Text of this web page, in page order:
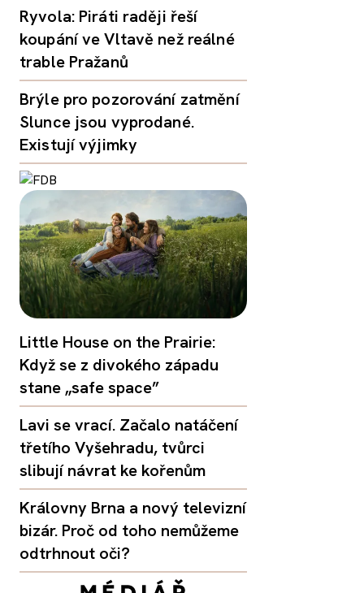
Ryvola: Piráti raději řeší
koupání ve Vltavě než reálné
trable Pražanů
Brýle pro pozorování zatmění
Slunce jsou vyprodané.
Existují výjimky
Little House on the Prairie:
Když se z divokého západu
stane „safe space”
Lavi se vrací. Začalo natáčení
třetího Vyšehradu, tvůrci
slibují návrat ke kořenům
Královny Brna a nový televizní
bizár. Proč od toho nemůžeme
odtrhnout oči?